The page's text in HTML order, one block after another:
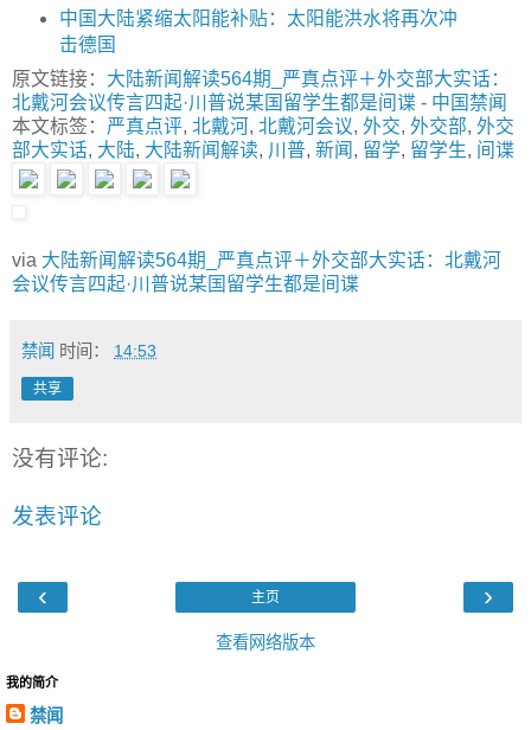
中国大陆紧缩太阳能补贴：太阳能洪水将再次冲
击德国
原文链接： 大陆新闻解读564期_严真点评＋外交部大实话：
北戴河会议传言四起·川普说某国留学生都是间谍 - 中国禁闻
本文标签： 严真点评, 北戴河, 北戴河会议, 外交, 外交部, 外交
部大实话, 大陆, 大陆新闻解读, 川普, 新闻 , 留学, 留学生, 间谍
via 大陆新闻解读564期_严真点评＋外交部大实话：北戴河
会议传言四起·川普说某国留学生都是间谍
禁闻 时间： 14:53
共享
没有评论:
发表评论
‹ ›
主页
查看网络版本
我的简介
禁闻